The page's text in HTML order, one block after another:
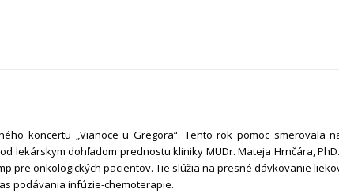
koncertu „Vianoce u Gregora“. Tento rok pomoc smerovala
lekárskym dohľadom prednostu kliniky MUDr. Mateja Hrnčára,
pre onkologických pacientov. Tie slúžia na presné dávkovanie
podávania infúzie-chemoterapie.